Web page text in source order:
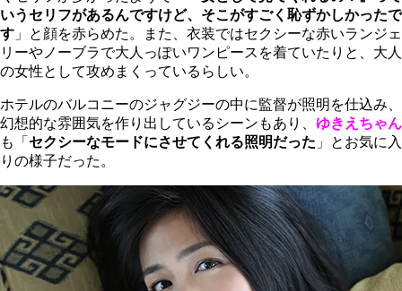
いうセリフがあるんですけど、そこがすごく恥ずかしかったで
す 」と顔を赤らめた。また、衣装ではセクシーな赤いランジェ
リーやノーブラで大人っぽいワンピースを着ていたりと、大人
の女性として攻めまくっているらしい。
ホテルのバルコニーのジャグジーの中に監督が照明を仕込み、
幻想的な雰囲気を作り出しているシーンもあり、 ゆきえちゃん
も「 セクシーなモードにさせてくれる照明だった 」とお気に入
りの様子だった。